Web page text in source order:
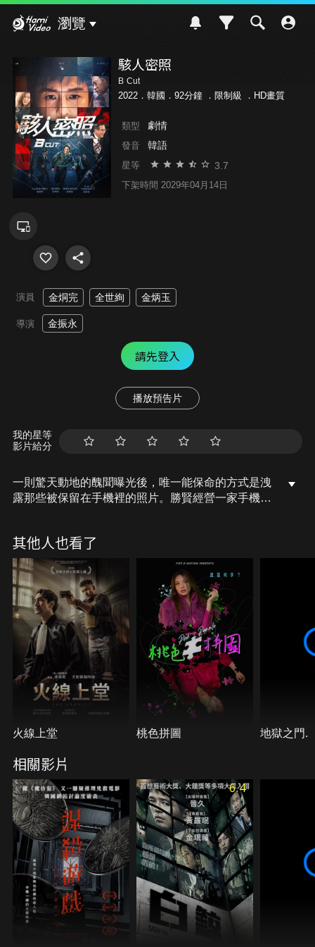
瀏覽
駭人密照
B Cut
2022．韓國．92分鐘 ． 限制級 ．HD畫質
類型 劇情
發音 韓語
星等 3.7
下架時間 2029年04月14日
演員 金烔完 全世絢 金炳玉
導演 金振永
請先登入
播放預告片
我的星等
影片給分
一則驚天動地的醜聞曝光後，唯一能保命的方式是洩
露那些被保留在手機裡的照片。勝賢經營一家手機維
則將轟動全國的緋聞。有些人想隱藏這些照片，有些
人則想洩露它們，這些照片背後的秘密即將被公諸於
世…
其他人也看了
火線上堂 桃色拼圖 地獄之門.
相關影片
6.4